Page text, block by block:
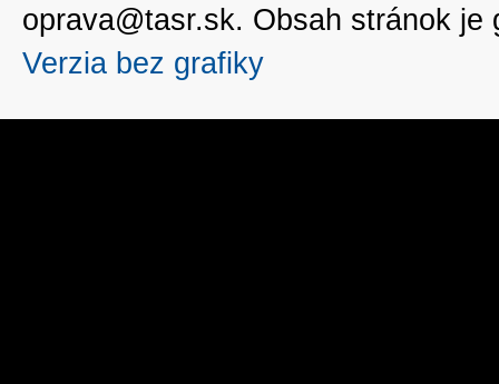
oprava@tasr.sk. Obsah stránok
Verzia bez grafiky